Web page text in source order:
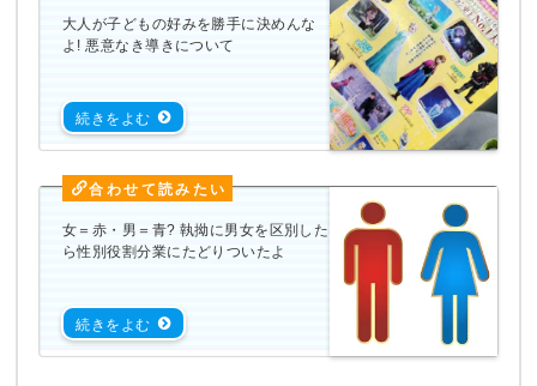
大人が子どもの好みを勝手に決めんな
よ! 悪意なき導きについて
女＝赤・男＝青? 執拗に男女を区別した
ら性別役割分業にたどりついたよ